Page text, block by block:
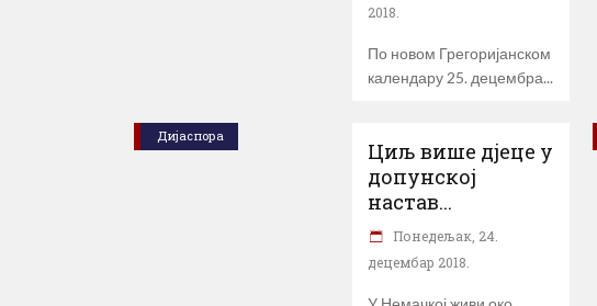
2018.
По новом Грегоријанском
календару 25. децембра
Дијаспора
Циљ више дјеце у
допунској
настав...
Понедељак, 24.
децембар 2018.